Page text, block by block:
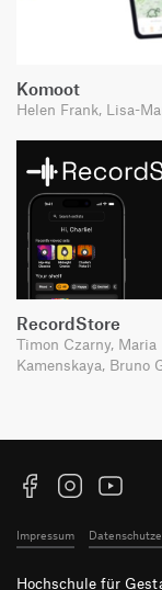
Komoot
Helen Frank, Lisa-
RecordStore
Timon Czarny, Maria
Kamenskaya, Bruno
FacebookInstagramYouTube
Impressum
Hochschule für